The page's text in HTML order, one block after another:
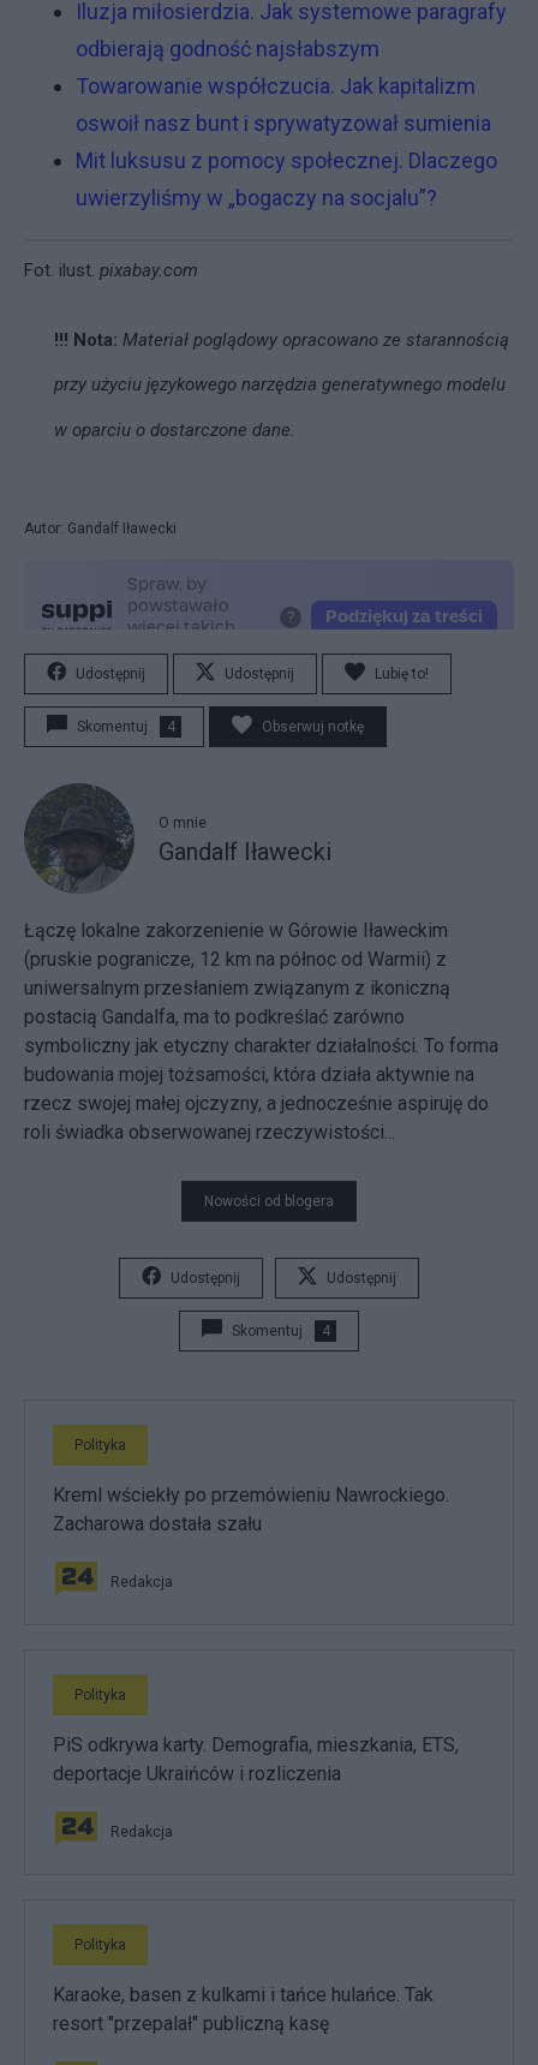
Iluzja miłosierdzia. Jak systemowe paragrafy
odbierają godność najsłabszym
Towarowanie współczucia. Jak kapitalizm
oswoił nasz bunt i sprywatyzował sumienia
Mit luksusu z pomocy społecznej. Dlaczego
uwierzyliśmy w „bogaczy na socjalu”?
Fot. ilust. pixabay.com
!!! Nota: Materiał poglądowy opracowano ze starannością
przy użyciu językowego narzędzia generatywnego modelu
w oparciu o dostarczone dane.
Autor: Gandalf Iławecki
Udostępnij Udostępnij Lubię to!
Skomentuj 4 Obserwuj notkę
O mnie
Gandalf Iławecki
Łączę lokalne zakorzenienie w Górowie Iławeckim
(pruskie pogranicze, 12 km na północ od Warmii) z
uniwersalnym przesłaniem związanym z ikoniczną
postacią Gandalfa, ma to podkreślać zarówno
symboliczny jak etyczny charakter działalności. To forma
budowania mojej tożsamości, która działa aktywnie na
rzecz swojej małej ojczyzny, a jednocześnie aspiruję do
roli świadka obserwowanej rzeczywistości...
Nowości od blogera
Udostępnij Udostępnij
Skomentuj 4
Polityka
Kreml wściekły po przemówieniu Nawrockiego.
Zacharowa dostała szału
Redakcja
Polityka
PiS odkrywa karty. Demografia, mieszkania, ETS,
deportacje Ukraińców i rozliczenia
Redakcja
Polityka
Karaoke, basen z kulkami i tańce hulańce. Tak
resort "przepalał" publiczną kasę